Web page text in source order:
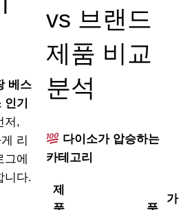
베스
기
저,
리
그에
니다.
vs 브랜드
제품 비교
분석
다이소가 압승하는
카테고리
제
가